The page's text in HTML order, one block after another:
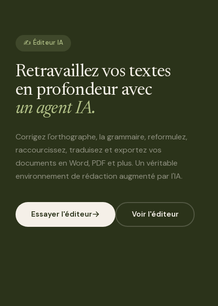
✍️ Éditeur IA
Retravaillez vos textes
en profondeur avec
un agent IA.
Corrigez l'orthographe, la grammaire, reformulez,
raccourcissez, traduisez et exportez vos
documents en Word, PDF et plus. Un véritable
environnement de rédaction augmenté par l'IA.
Essayer l'éditeur Voir l'éditeur